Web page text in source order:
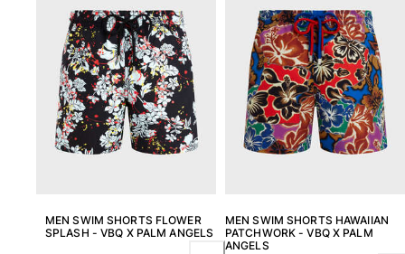
MEN SWIM SHORTS FLOWER
SPLASH - VBQ X PALM ANGELS
MEN SWIM SHORTS HAWAIIAN
PATCHWORK - VBQ X PALM
ANGELS